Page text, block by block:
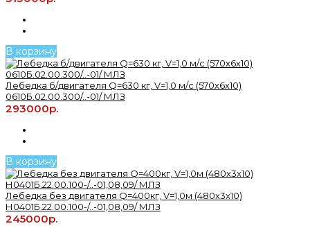
В корзину
Лебедка б/двигателя Q=630 кг, V=1,0 м/с (570х6х10)
0610Б.02.00.300/..-01/ МЛЗ
293000р.
В корзину
Лебедка без двигателя Q=400кг, V=1,0м (480х3х10)
Н0401Б.22.00.100-/..-01,08,09/ МЛЗ
245000р.